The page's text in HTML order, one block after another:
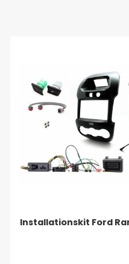
Installationskit Ford